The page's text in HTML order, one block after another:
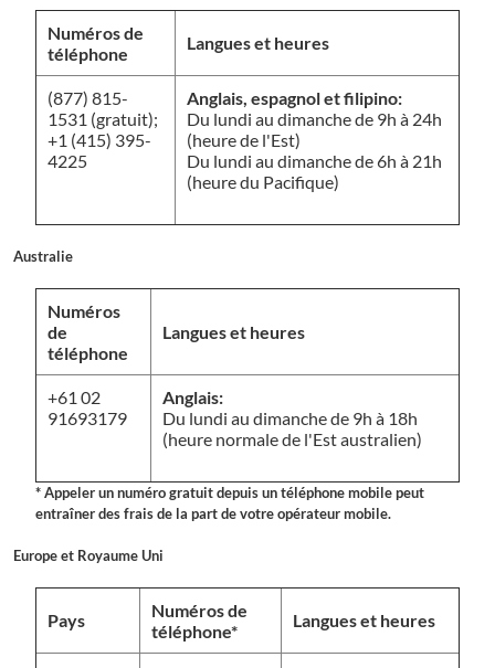
Numéros de
téléphone
Langues et heures
(877) 815-
1531 (gratuit);
+1 (415) 395-
4225
Anglais, espagnol et filipino:
Du lundi au dimanche de 9h à 24h
(heure de l'Est)
Du lundi au dimanche de 6h à 21h
(heure du Pacifique)
Australie
Numéros
de
téléphone
Langues et heures
+61 02
91693179
Anglais:
Du lundi au dimanche de 9h à 18h
(heure normale de l'Est australien)
* Appeler un numéro gratuit depuis un téléphone mobile peut
entraîner des frais de la part de votre opérateur mobile.
Europe et Royaume Uni
Pays
Numéros de
téléphone*
Langues et heures